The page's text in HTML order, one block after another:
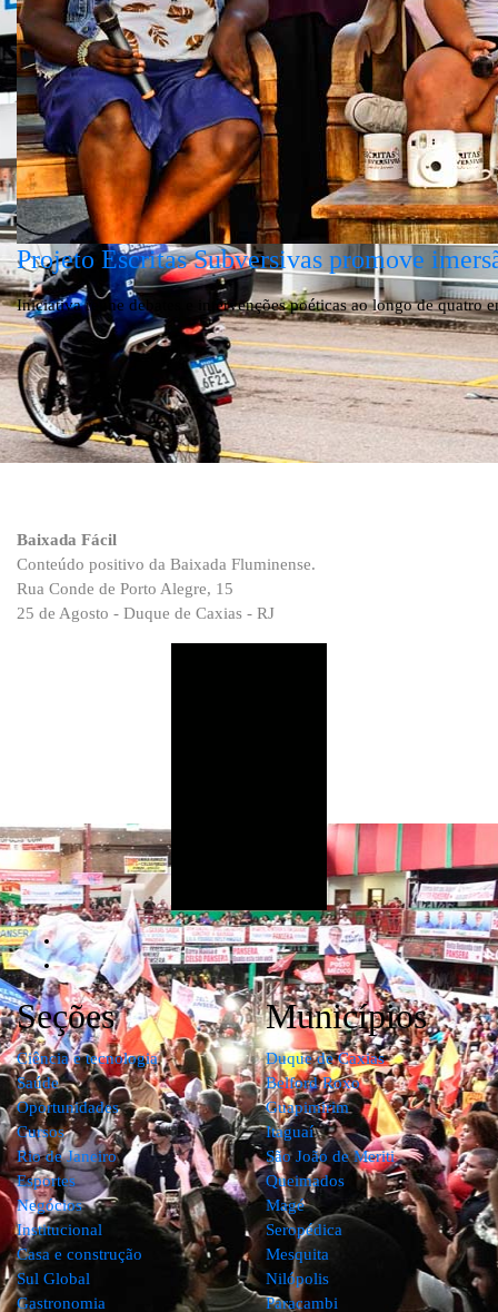
Projeto Escritas Subversivas promove
Iniciativa reúne debates e intervenções poéticas ao longo de quatro
Mais notícias...
Baixada Fácil
Conteúdo positivo da Baixada Fluminense.
Rua Conde de Porto Alegre, 15
Seções
Ciência e tecnologia
Saúde
Oportunidades
Cursos
Rio de Janeiro
Esportes
Negócios
Institucional
Casa e construção
Sul Global
Municípios
Duque de Caxias
Belford Roxo
Guapimirim
Itaguaí
São João de Meriti
Queimados
Magé
Seropédica
Mesquita
Nilópolis